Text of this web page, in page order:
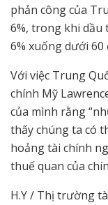
phản công của
6%, trong khi dầu
6% xuống dưới
Với việc Trung
chính Mỹ
của mình rằng
thấy chúng ta có
hoảng tài chính
thuế quan của
H.Y / Thị trường